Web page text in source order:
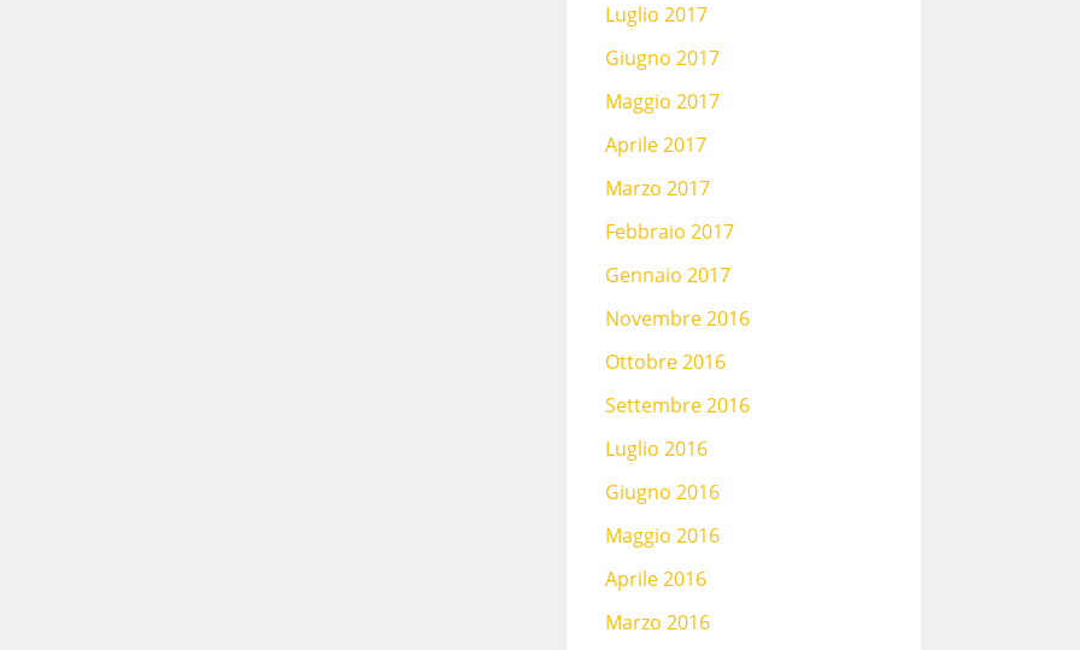
Luglio 2017
Giugno 2017
Maggio 2017
Aprile 2017
Marzo 2017
Febbraio 2017
Gennaio 2017
Novembre 2016
Ottobre 2016
Settembre 2016
Luglio 2016
Giugno 2016
Maggio 2016
Aprile 2016
Marzo 2016